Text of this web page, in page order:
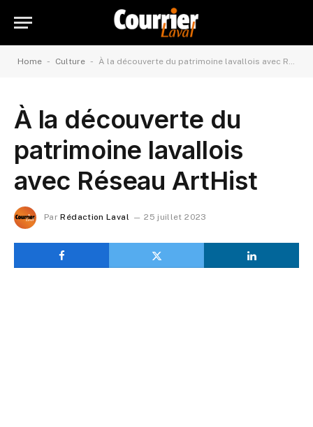
Home - Culture - À la découverte du patrimoine lavallois avec Réseau ArtHist
À la découverte du
patrimoine lavallois
avec Réseau ArtHist
Par Rédaction Laval 25 juillet 2023